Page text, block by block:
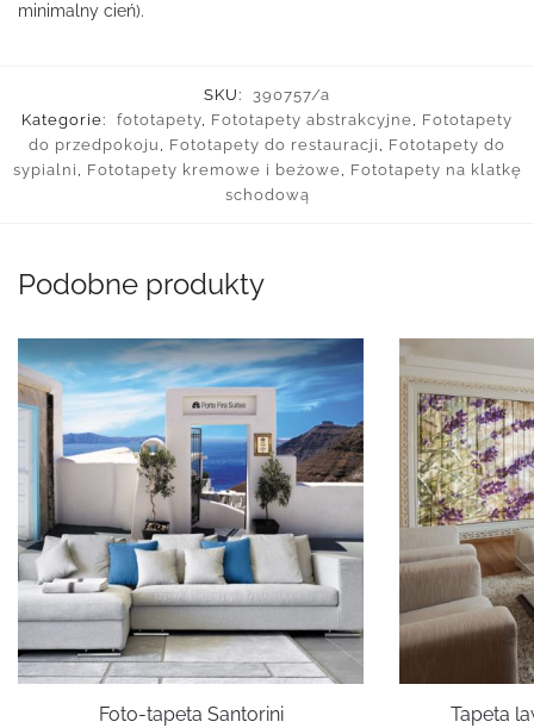
minimalny cień).
SKU:
390757/a
Kategorie:
fototapety, Fototapety abstrakcyjne, Fototapety
do przedpokoju , Fototapety do restauracji , Fototapety do
sypialni , Fototapety kremowe i beżowe, Fototapety na klatkę
schodową
Podobne produkty
Foto-tapeta Santorini Tapeta